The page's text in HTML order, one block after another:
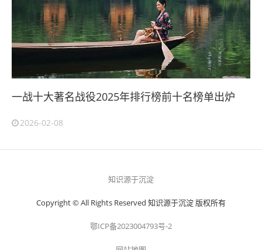
一战十大著名战役2025年排行榜前十名榜单出炉
2026-02-08
知识源于沉淀
Copyright © All Rights Reserved 知识源于沉淀 版权所有
鄂ICP备2023004793号-2